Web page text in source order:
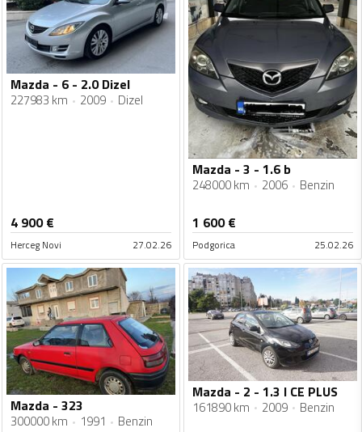
Mazda - 6 - 2.0 Dizel
227983 km 2009 Dizel
4 900€
Herceg Novi 27.02.26
Mazda - 3 - 1.6 b
248000 km 2006 Benzin
1 600€
Podgorica 25.02.26
Mazda - 323
300000 km 1991 Benzin
Mazda - 2 - 1.3 I CE PLUS
161890 km 2009 Benzin